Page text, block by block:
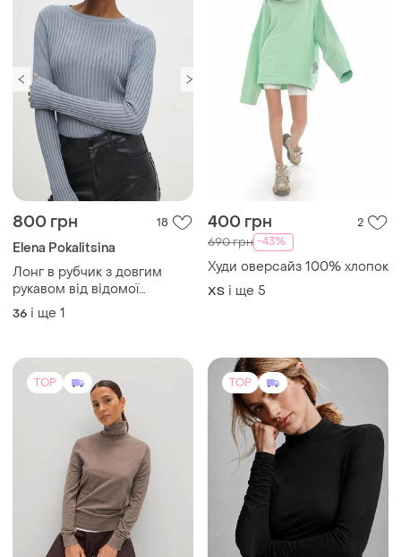
800 грн 18
Elena Pokalitsina
Лонг в рубчик з довгим
рукавом від відомої
модельерки еlena
pokalitsina dress code
36 і ще 1
400 грн 2
690 грн -43%
Худи оверсайз 100% хлопок
ХS і ще 5
TOP TOP